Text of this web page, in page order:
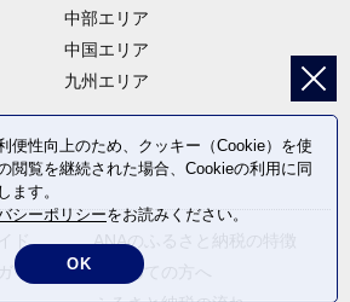
中部エリア
中国エリア
九州エリア
ド
イド
ANAのふるさと納税の特徴
はじめての方へ
便性向上のため、クッキー（Cookie）を使
閲覧を継続された場合、Cookieの利用に同
ます。
シーポリシーをお読みください。
OK